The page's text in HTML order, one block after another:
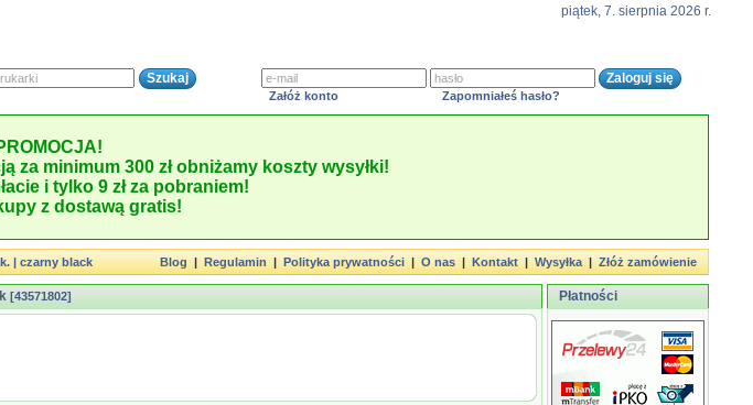
piątek, 7. sierpnia 2026 r.
Załóż konto Zapomniałeś hasło?
minimum 300 zł obniżamy koszty wysyłki!
i tylko 9 zł za pobraniem!
z dostawą gratis!
| czarny black Blog|Regulamin|Polityka prywatności|O nas|Kontakt|Wysyłka|Złóż zamówienie
[43571802] Płatności